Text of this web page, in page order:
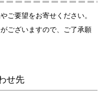
ご要望をお寄せください。
ございますので、ご了承願
せ先